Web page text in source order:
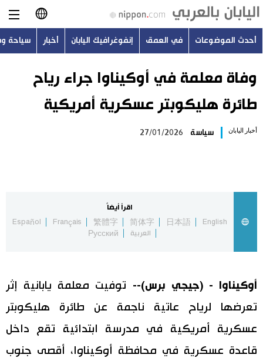
日本語
English
简体字
Русский
أحدث الموضوعات
اليابان في فيديو
مانغا وأنيمي
علوم وتكنولوجيا
أحدث الموضوعات في العمق إنفوغرافيك اليابان أخبار سياحة
وفاة معلمة في أوكيناوا جراء رياح
طائرة هليكوبتر عسكرية أمريكية
أخبار اليابان سياسة 27/01/2026
اقرأ أيضاً
English
日本語
简体字
繁體字
Français
Español
العربية
Русский
أوكيناوا - (جيجي برس)-- توفيت معلمة يابانية إثر
تعرضها لرياح عاتية ناجمة عن طائرة هليكوبتر
عسكرية أمريكية في مدرسة ابتدائية تقع داخل
قاعدة عسكرية في محافظة أوكيناوا، أقصى جنوب